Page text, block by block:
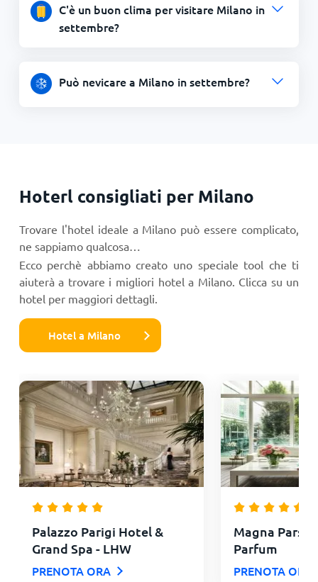
C'è un buon clima per visitare Milano in
settembre?
Può nevicare a Milano in settembre?
Hoterl consigliati per Milano
Trovare l'hotel ideale a Milano può essere complicato,
ne sappiamo qualcosa…
Ecco perchè abbiamo creato uno speciale tool che ti
aiuterà a trovare i migliori hotel a Milano. Clicca su un
hotel per maggiori dettagli.
Hotel a Milano
Palazzo Parigi Hotel &
Grand Spa - LHW
PRENOTA ORA
Magna Pars
Parfum
PRENOTA ORA